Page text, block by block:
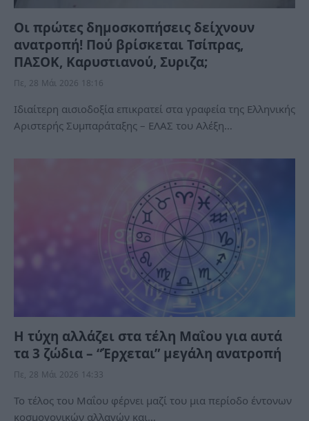
Οι πρώτες δημοσκοπήσεις δείχνουν
ανατροπή! Πού βρίσκεται Τσίπρας,
ΠΑΣΟΚ, Καρυστιανού, Συριζα;
Πε, 28 Μάι 2026 18:16
Ιδιαίτερη αισιοδοξία επικρατεί στα γραφεία της Ελληνικής
Αριστερής Συμπαράταξης – ΕΛΑΣ του Αλέξη…
Η τύχη αλλάζει στα τέλη Μαΐου για αυτά
τα 3 ζώδια – “Έρχεται” μεγάλη ανατροπή
Πε, 28 Μάι 2026 14:33
Το τέλος του Μαΐου φέρνει μαζί του μια περίοδο έντονων
κοσμογονικών αλλαγών και…